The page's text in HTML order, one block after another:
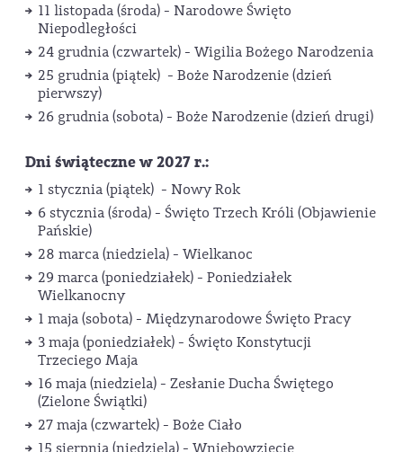
11 listopada (środa) - Narodowe Święto
Niepodległości
24 grudnia (czwartek) - Wigilia Bożego Narodzenia
25 grudnia (piątek) - Boże Narodzenie (dzień
pierwszy)
26 grudnia (sobota) - Boże Narodzenie (dzień drugi)
Dni świąteczne w 2027 r.:
1 stycznia (piątek) - Nowy Rok
6 stycznia (środa) - Święto Trzech Króli (Objawienie
Pańskie)
28 marca (niedziela) - Wielkanoc
29 marca (poniedziałek) - Poniedziałek
Wielkanocny
1 maja (sobota) - Międzynarodowe Święto Pracy
3 maja (poniedziałek) - Święto Konstytucji
Trzeciego Maja
16 maja (niedziela) - Zesłanie Ducha Świętego
(Zielone Świątki)
27 maja (czwartek) - Boże Ciało
15 sierpnia (niedziela) - Wniebowzięcie